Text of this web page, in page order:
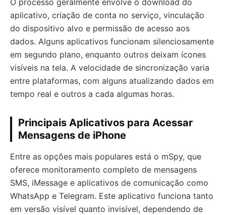
O processo geralmente envolve o download do
aplicativo, criação de conta no serviço, vinculação
do dispositivo alvo e permissão de acesso aos
dados. Alguns aplicativos funcionam silenciosamente
em segundo plano, enquanto outros deixam ícones
visíveis na tela. A velocidade de sincronização varia
entre plataformas, com alguns atualizando dados em
tempo real e outros a cada algumas horas.
Principais Aplicativos para Acessar
Mensagens de iPhone
Entre as opções mais populares está o mSpy, que
oferece monitoramento completo de mensagens
SMS, iMessage e aplicativos de comunicação como
WhatsApp e Telegram. Este aplicativo funciona tanto
em versão visível quanto invisível, dependendo de